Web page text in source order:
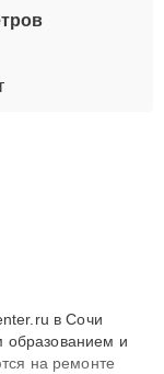
в Сочи
и
на ремонте